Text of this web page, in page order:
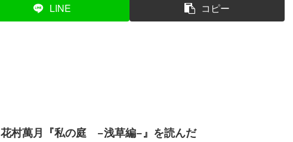
LINE
コピー
花村萬月『私の庭 −浅草編−』を読んだ